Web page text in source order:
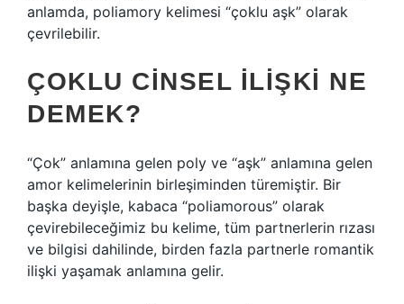
anlamda, poliamory kelimesi “çoklu aşk” olarak
çevrilebilir.
ÇOKLU CINSEL ILIŞKI NE
DEMEK?
“Çok” anlamına gelen poly ve “aşk” anlamına gelen
amor kelimelerinin birleşiminden türemiştir. Bir
başka deyişle, kabaca “poliamorous” olarak
çevirebileceğimiz bu kelime, tüm partnerlerin rızası
ve bilgisi dahilinde, birden fazla partnerle romantik
ilişki yaşamak anlamına gelir.